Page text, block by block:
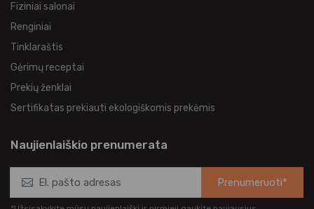
Fiziniai salonai
Renginiai
Tinklaraštis
Gėrimų receptai
Prekių ženklai
Sertifikatas prekiauti ekologiškomis prekėmis
Naujienlaiškio prenumerata
Prenumeruoti*